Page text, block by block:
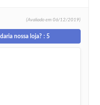
(Avaliado em 06/12/2019)
nossa loja? : 5